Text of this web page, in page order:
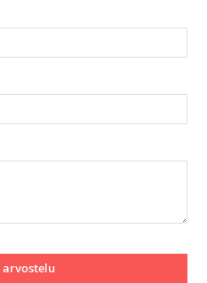
arvostelu